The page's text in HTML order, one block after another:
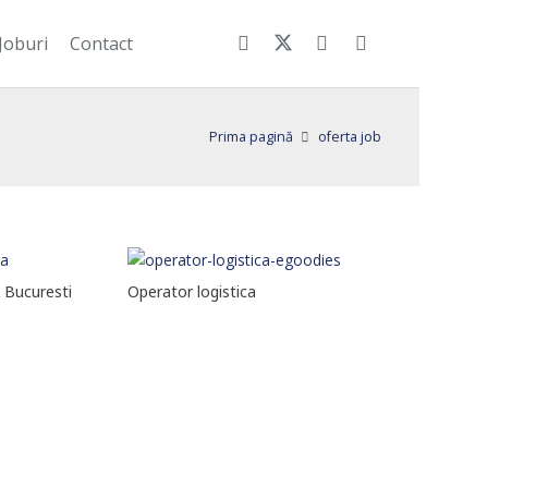
Contact
Prima pagină oferta job
Operator logistica